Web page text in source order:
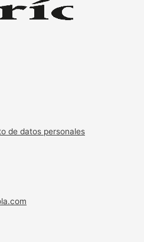
de datos personales